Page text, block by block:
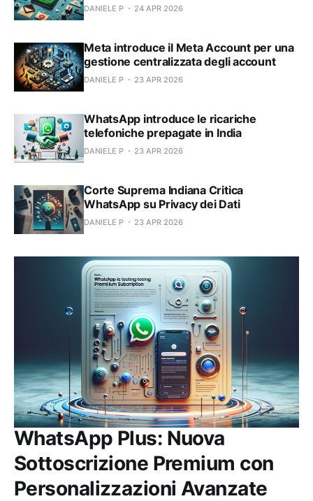
DANIELE P 24 APR 2026
Meta introduce il Meta Account per una
gestione centralizzata degli account
DANIELE P 23 APR 2026
WhatsApp introduce le ricariche
telefoniche prepagate in India
DANIELE P 23 APR 2026
Corte Suprema Indiana Critica
WhatsApp su Privacy dei Dati
DANIELE P 23 APR 2026
WhatsApp Plus: Nuova
Sottoscrizione Premium con
Personalizzazioni Avanzate